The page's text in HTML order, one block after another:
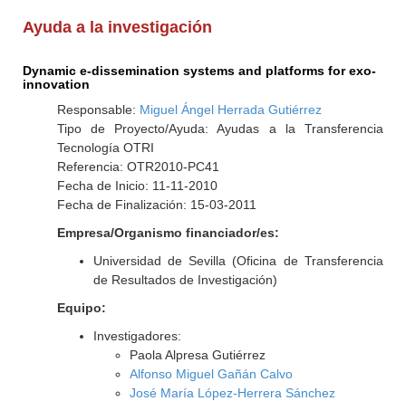
Ayuda a la investigación
Dynamic e-dissemination systems and platforms for exo-
innovation
Responsable: Miguel Ángel Herrada Gutiérrez
Tipo de Proyecto/Ayuda: Ayudas a la Transferencia
Tecnología OTRI
Referencia: OTR2010-PC41
Fecha de Inicio: 11-11-2010
Fecha de Finalización: 15-03-2011
Empresa/Organismo financiador/es:
Universidad de Sevilla (Oficina de Transferencia
de Resultados de Investigación)
Equipo:
Investigadores:
Paola Alpresa Gutiérrez
Alfonso Miguel Gañán Calvo
José María López-Herrera Sánchez